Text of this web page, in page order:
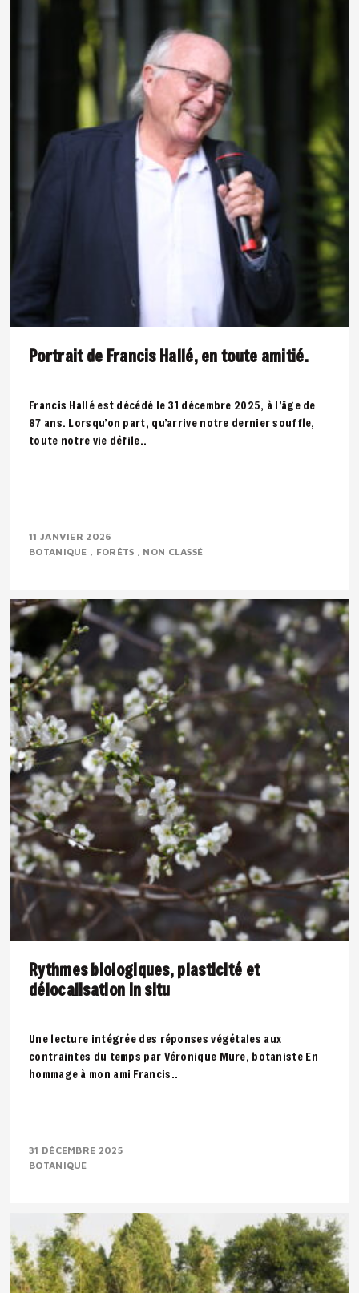
Portrait de Francis Hallé, en toute amitié.
Francis Hallé est décédé le 31 décembre 2025, à l’âge de
87 ans. Lorsqu’on part, qu’arrive notre dernier souffle,
toute notre vie défile..
11 JANVIER 2026
BOTANIQUE
FORÊTS NON CLASSÉ
Rythmes biologiques, plasticité et
délocalisation in situ
Une lecture intégrée des réponses végétales aux
contraintes du temps par Véronique Mure, botaniste En
hommage à mon ami Francis..
31 DÉCEMBRE 2025
BOTANIQUE